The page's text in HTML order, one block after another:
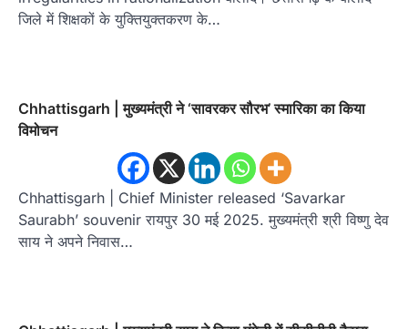
जिले में शिक्षकों के युक्तियुक्तकरण के…
Chhattisgarh | मुख्यमंत्री ने ‘सावरकर सौरभ’ स्मारिका का किया
विमोचन
Chhattisgarh | Chief Minister released ‘Savarkar
Saurabh’ souvenir रायपुर 30 मई 2025. मुख्यमंत्री श्री विष्णु देव
साय ने अपने निवास…